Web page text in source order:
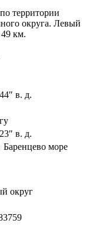
территории
округа. Левый
км.
в. д.
в. д.
море
округ